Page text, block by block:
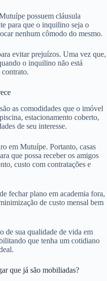
possuem cláusula
para que o inquilino seja o
nenhum cômodo do mesmo.
evitar prejuízos. Uma vez que,
o inquilino não está
as comodidades que o imóvel
estacionamento coberto,
de seu interesse.
em Mutuípe. Portanto, casas
que possa receber os amigos
custo com contratações e
fechar plano em academia fora,
de custo mensal bem
de sua qualidade de vida em
que tenha um cotidiano
que já são mobiliadas?